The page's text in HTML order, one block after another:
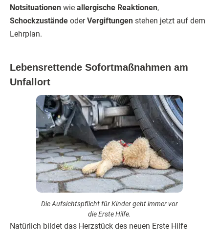
Notsituationen wie allergische Reaktionen,
Schockzustände oderVergiftungen stehen jetzt auf dem
Lehrplan.
Lebensrettende Sofortmaßnahmen am
Unfallort
Die Aufsichtspflicht für Kinder geht immer vor
die Erste Hilfe.
Natürlich bildet das Herzstück des neuen Erste Hilfe